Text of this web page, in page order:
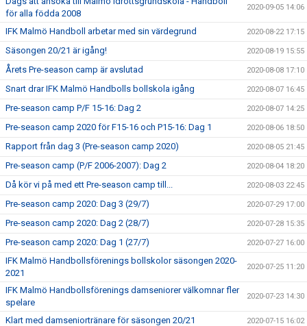
för alla födda 2008
2020-09-05 14:06
IFK Malmö Handboll arbetar med sin värdegrund 2020-08-22 17:15
Säsongen 20/21 är igång! 2020-08-19 15:55
Årets Pre-season camp är avslutad 2020-08-08 17:10
Snart drar IFK Malmö Handbolls bollskola igång 2020-08-07 16:45
Pre-season camp P/F 15-16: Dag 2 2020-08-07 14:25
Pre-season camp 2020 för F15-16 och P15-16: Dag 1 2020-08-06 18:50
Rapport från dag 3 (Pre-season camp 2020) 2020-08-05 21:45
Pre-season camp (P/F 2006-2007): Dag 2 2020-08-04 18:20
Då kör vi på med ett Pre-season camp till... 2020-08-03 22:45
Pre-season camp 2020: Dag 3 (29/7) 2020-07-29 17:00
Pre-season camp 2020: Dag 2 (28/7) 2020-07-28 15:35
Pre-season camp 2020: Dag 1 (27/7) 2020-07-27 16:00
IFK Malmö Handbollsförenings bollskolor säsongen 2020-
2021
2020-07-25 11:20
IFK Malmö Handbollsförenings damseniorer välkomnar fler
spelare
2020-07-23 14:30
Klart med damseniortränare för säsongen 20/21 2020-07-15 16:02